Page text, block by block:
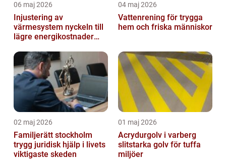
06 maj 2026
Injustering av
värmesystem nyckeln till
lägre energikostnader
inomhusklimat
04 maj 2026
Vattenrening för trygga
hem och friska människor
02 maj 2026
Familjerätt stockholm
trygg juridisk hjälp i livets
viktigaste skeden
01 maj 2026
Acrydurgolv i varberg
slitstarka golv för tuffa
miljöer